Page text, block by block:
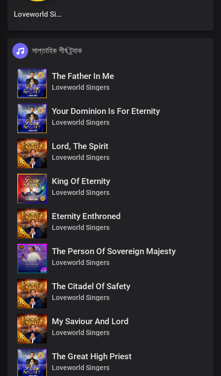
Loveworld Singers
সাপ্তাহিক শীর্ষ ট্র্যাক
The Father In Me
Loveworld Singers
Your Dominion Is For Eternity
Loveworld Singers
Lord, The Spirit
Loveworld Singers
King Of Eternity
Loveworld Singers
Eternity Enthroned
Loveworld Singers
The Person Of Sovereign Majesty
Loveworld Singers
The Citadel Of Safety
Loveworld Singers
My Saviour And Lord
Loveworld Singers
The Great High Priest
Loveworld Singers